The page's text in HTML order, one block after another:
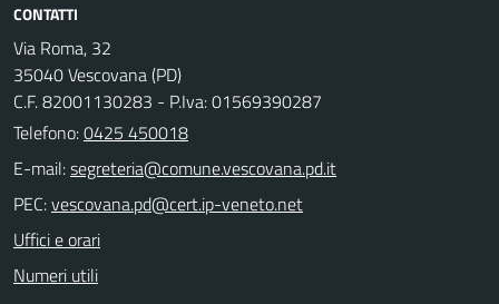
CONTATTI
Via Roma, 32
35040 Vescovana (PD)
C.F. 82001130283 - P.Iva: 01569390287
Telefono:0425 450018
E-mail:
PEC:
Uffici e orari
Numeri utili